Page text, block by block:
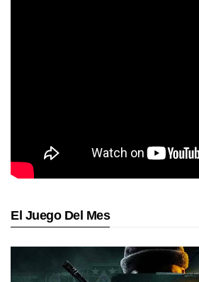
El Juego Del Mes